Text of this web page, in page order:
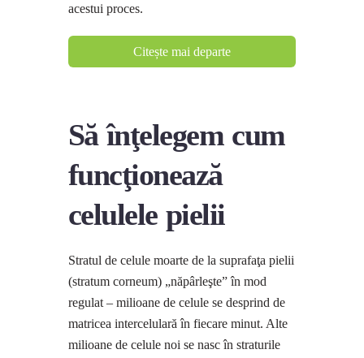
acestui proces.
Citește mai departe
Să înţelegem cum
funcţionează
celulele pielii
Stratul de celule moarte de la suprafaţa pielii
(stratum corneum) „năpârleşte” în mod
regulat – milioane de celule se desprind de
matricea intercelulară în fiecare minut. Alte
milioane de celule noi se nasc în straturile